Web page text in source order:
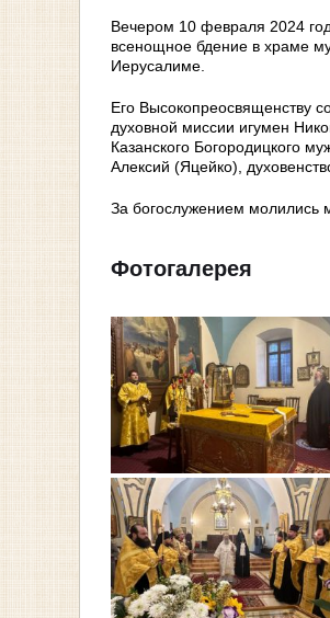
Вечером 10 февраля 2024
всенощное бдение в храме
Иерусалиме.
Его Высокопреосвященству
духовной миссии игумен
Казанского Богородицкого
Алексий (Яцейко),
За богослужением молились
Фотогалерея